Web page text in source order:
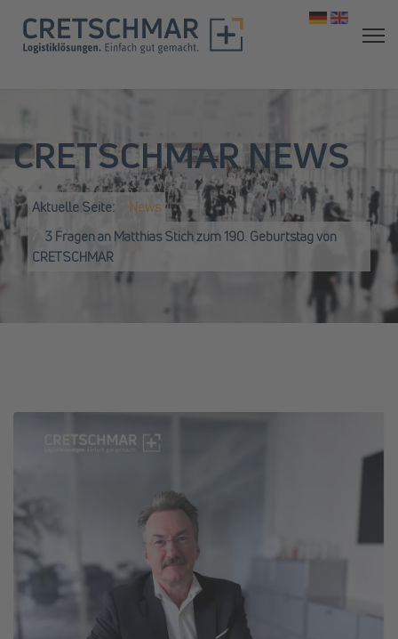
CRETSCHMAR NEWS
Aktuelle Seite:
News
3 Fragen an Matthias Stich zum 190. Geburtstag von
CRETSCHMAR
Sprache